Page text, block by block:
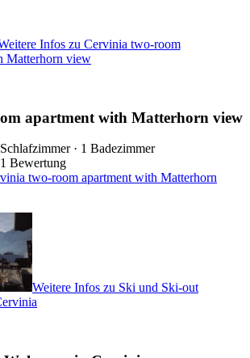
Infos zu Cervinia two-room
Matterhorn view
apartment with Matterhorn view
· 1 Badezimmer
1 Bewertung
two-room apartment with Matterhorn
Weitere Infos zu Ski und Ski-out